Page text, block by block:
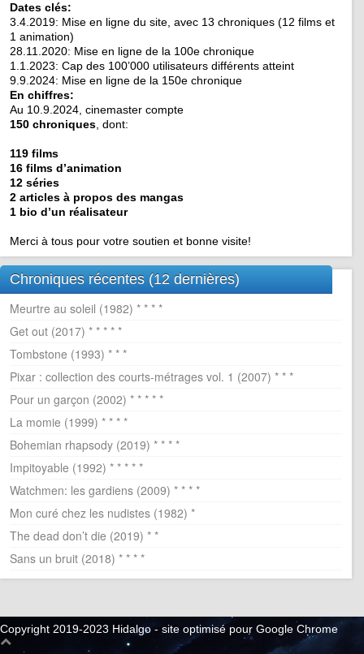
Dates clés:
3.4.2019: Mise en ligne du site, avec 13 chroniques (12 films et
1 animation)
28.11.2020: Mise en ligne de la 100e chronique
1.1.2023: Cap des 100’000 utilisateurs différents atteint
9.9.2024: Mise en ligne de la 150e chronique
En chiffres:
Au 10.9.2024, cinemaster compte
150 chroniques, dont:
119 films
16 films d’animation
12 séries
2 articles à propos des mangas
1 bio d’un réalisateur
Merci à tous pour votre soutien et bonne visite!
Chroniques récentes (12 dernières)
Meurtre au soleil (1982) * * * *
Get out (2017) * * * * *
Tombstone (1993) * * *
Pixar : collection des courts-métrages vol. 1 (2007) * * *
Pour un garçon (2002) * * * * *
La momie (1999) * * * *
Bohemian rhapsody (2019) * * * *
Impitoyable (1992) * * * * *
Watchmen: les gardiens (2009) * * * *
Mon curé chez les nudistes (1982) *
The dead don’t die (2019) * *
Sans un bruit (2018) * * * *
Copyright 2019-2023 Hidalgo - site optimisé pour Google Chrome